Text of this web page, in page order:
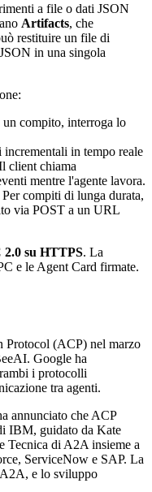
a file o dati JSON
Artifacts, che
restituire un file di
in una singola
compito, interroga lo
in tempo reale
client chiama
mentre l'agente lavora.
Per compiti di lunga durata,
via POST a un URL
2.0 su HTTPS. La
e le Agent Card firmate.
Protocol (ACP) nel marzo
Google ha
i protocolli
tra agenti.
annunciato che ACP
IBM, guidato da Kate
Tecnica di A2A insieme a
ServiceNow e SAP. La
e lo sviluppo